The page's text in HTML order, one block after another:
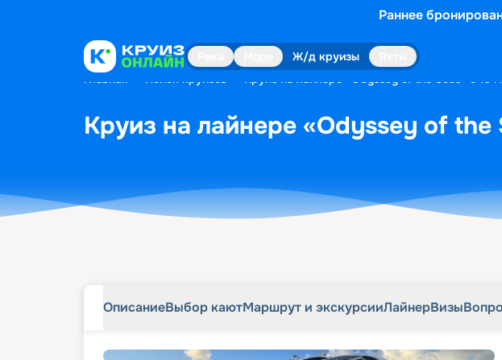
Раннее
Ж/д круизы
Главная Поиск круизов Круиз на лайнере «Odyssey of the Seas» с 16
Круиз на лайнере «Odyssey of the
ОписаниеВыбор каютМаршрут и экскурсииЛайнерВизы